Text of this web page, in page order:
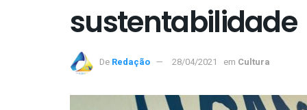
sustentabilidade
De Redação 28/04/2021 em Cultura